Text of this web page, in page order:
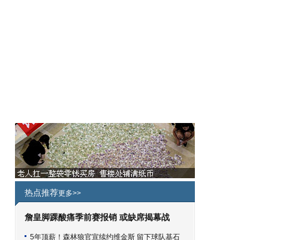
热点推荐更多>>
詹皇脚踝酸痛季前赛报销 或缺席揭幕战
5年顶薪！森林狼官宣续约维金斯 留下球队基石